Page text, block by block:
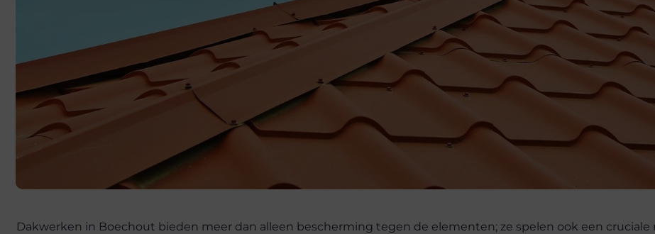
Dakwerken in Boechout bieden meer dan alleen bescherming tegen de elementen; ze spelen ook een cruciale